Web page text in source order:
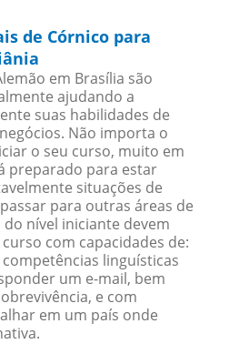
de Córnico para
em Brasília são
ajudando a
suas habilidades de
Não importa o
o seu curso, muito em
preparado para estar
situações de
para outras áreas de
nível iniciante devem
com capacidades de:
linguísticas
um e-mail, bem
e com
em um país onde